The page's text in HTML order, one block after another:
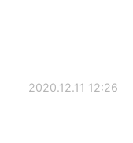
2020.12.11 12:26